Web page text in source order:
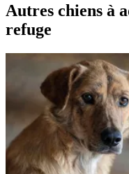
Autres chiens à
refuge